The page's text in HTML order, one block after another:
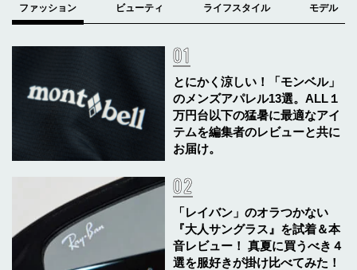
とにかく涼しい！「モンベル」
のメンズアパレル13選。ALL１
万円台以下の猛暑に最適なアイ
テムを編集者のレビューと共に
お届け。
「レイバン」のオラつかない
『大人サングラス』を試着＆本
音レビュー！ 真夏に買うべき４
選を服好きが掛け比べてみた！